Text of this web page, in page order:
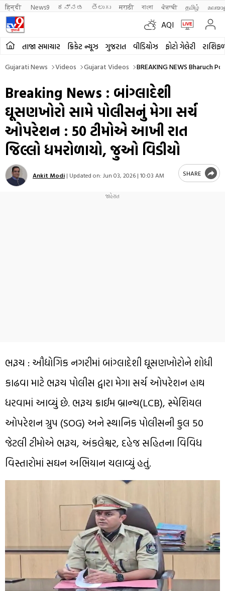
हिन्दी News9 ಕನ್ನಡ తెలుగు मराठी বাংলা ਪੰਜਾਬੀ தமிழ்
AQI
તાજા સમાચાર ક્રિકેટ ન્યૂઝ ગુજરાત વીડિયોઝ ફોટો ગેલેરી
Gujarati News Videos Gujarat Videos BREAKING NEWS Bharuch
Breaking News : બાંગ્લાદેશી
ઘૂસણખોરો સામે પોલીસનું મેગા સર્ચ
ઓપરેશન : 50 ટીમોએ આખી રાત
જિલ્લો ધમરોળાયો, જુઓ વિડીયો
Ankit Modi | Updated on: Jun 03, 2026 | 10:03 AM SHARE
ભરૂચ : ઔદ્યોગિક નગરીમાં બાંગ્લાદેશી ઘૂસણખોરોને શોધી
કાઢવા માટે ભરૂચ પોલીસ દ્વારા મેગા સર્ચ ઓપરેશન હાથ
ધરવામાં આવ્યું છે. ભરૂચ ક્રાઈમ બ્રાન્ચ(LCB), સ્પેશિયલ
ઓપરેશન ગ્રુપ (SOG) અને સ્થાનિક પોલીસની કુલ 50
જેટલી ટીમોએ ભરૂચ, અંકલેશ્વર, દહેજ સહિતના વિવિધ
વિસ્તારોમાં સઘન અભિયાન ચલાવ્યું હતું.